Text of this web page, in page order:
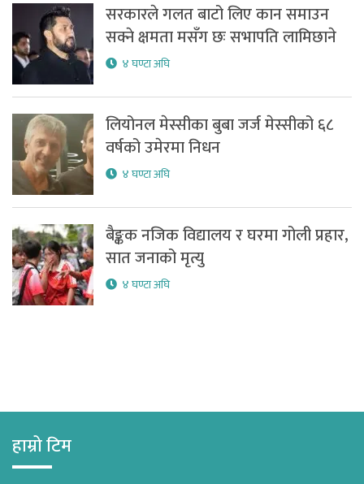
सरकारले गलत बाटो लिए कान समाउन
सक्ने क्षमता मसँग छः सभापति लामिछाने
४ घण्टा अघि
लियोनल मेस्सीका बुबा जर्ज मेस्सीको ६८
वर्षको उमेरमा निधन
४ घण्टा अघि
बैङ्कक नजिक विद्यालय र घरमा गोली प्रहार,
सात जनाको मृत्यु
४ घण्टा अघि
हाम्रो टिम